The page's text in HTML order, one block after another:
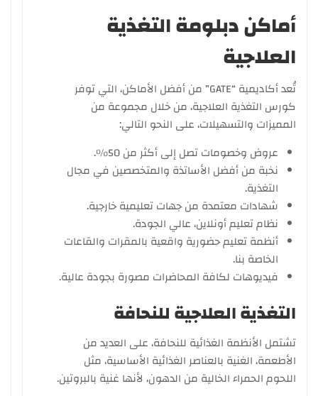
أماكن دبلومة التغذية
العلاجية
تُعد أكاديمية “GATE” من أفضل الأماكن، التي توفر
كورس التغذية العلاجية، من خلال مجموعة من
المميزات والتسهيلات، على النحو التالي:
عروض وخصومات تصل إلى أكثر من 50%.
نخبة من أفضل الأساتذة والمتخصصين في مجال
التغذية.
شهادات معتمدة من جهات تعليمية خارجية.
نظام تعليم أونلاين، عالي الجودة.
أنظمة تعليم حضورية واقعية بالمقرات والقاعات
الخاصة بنا.
فيديوهات لكافة المحاضرات مصورة بجودة عالية.
التغذية العلاجية للنحافة
تشتمل الأنظمة الغذائية للنحافة، على العديد من
الأطعمة، الغنية بالعناصر الغذائية الأساسية، مثل
اللحوم الحمراء الخالية من الدهون، لأنها غنية بالبروتين.